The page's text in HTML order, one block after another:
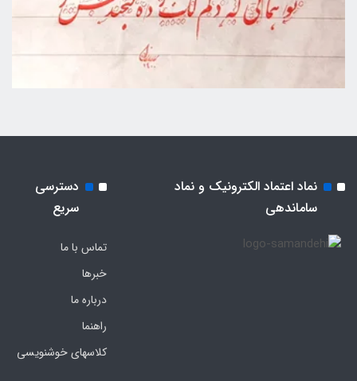
نماد اعتماد الکترونیک و نماد
ساماندهی
دسترسی
سریع
تماس با ما
خبرها
درباره ما
راهنما
کلاسهای خوشنویسی